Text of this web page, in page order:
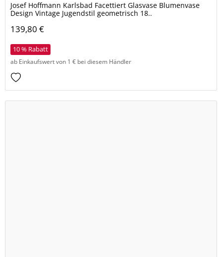
Josef Hoffmann Karlsbad Facettiert Glasvase Blumenvase
Design Vintage Jugendstil geometrisch 18..
139,80 €
10 % Rabatt
ab Einkaufswert von 1 € bei diesem Händler